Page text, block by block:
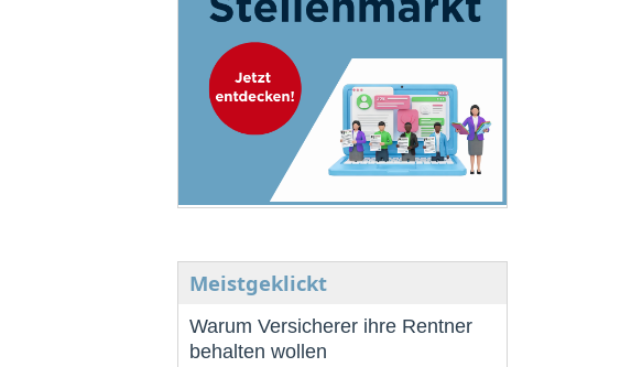
Meistgeklickt
Warum Versicherer ihre Rentner
behalten wollen